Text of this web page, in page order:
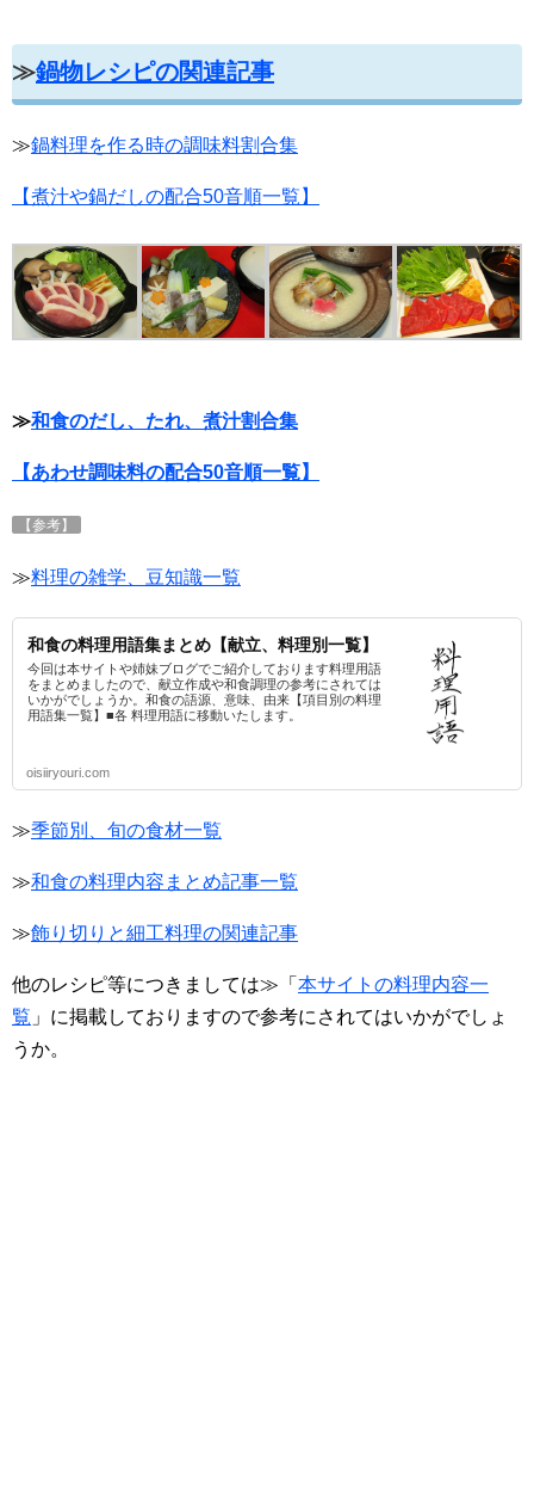
≫鍋物レシピの関連記事
≫鍋料理を作る時の調味料割合集
【煮汁や鍋だしの配合50音順一覧】
≫和食のだし、たれ、煮汁割合集
【あわせ調味料の配合50音順一覧】
【参考】
≫料理の雑学、豆知識一覧
和食の料理用語集まとめ【献立、料理別一覧】
今回は本サイトや姉妹ブログでご紹介しております料理用語
をまとめましたので、献立作成や和食調理の参考にされては
いかがでしょうか。和食の語源、意味、由来【項目別の料理
用語集一覧】■各 料理用語に移動いたします。
oisiiryouri.com
≫季節別、旬の食材一覧
≫和食の料理内容まとめ記事一覧
≫飾り切りと細工料理の関連記事
他のレシピ等につきましては≫「 本サイトの料理内容一
覧 」に掲載しておりますので参考にされてはいかがでしょ
うか。